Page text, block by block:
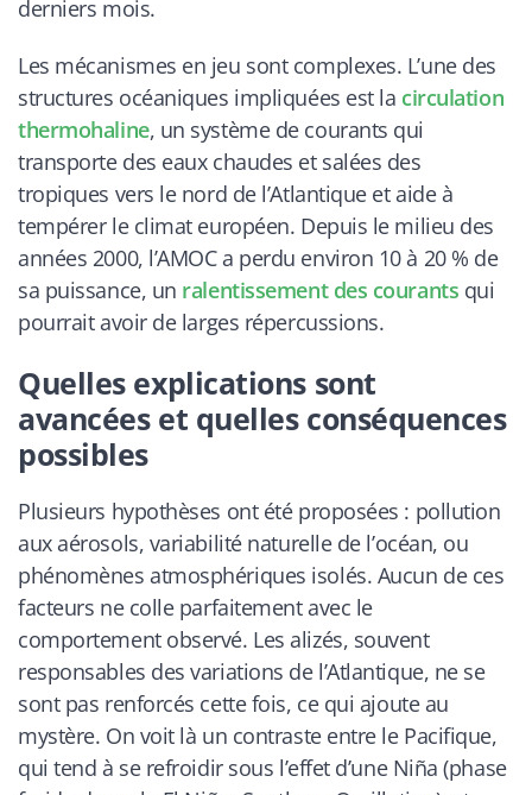
derniers mois.
Les mécanismes en jeu sont complexes. L’une des
structures océaniques impliquées est la circulation
thermohaline, un système de courants qui
transporte des eaux chaudes et salées des
tropiques vers le nord de l’Atlantique et aide à
tempérer le climat européen. Depuis le milieu des
années 2000, l’AMOC a perdu environ 10 à 20 % de
sa puissance, un ralentissement des courants qui
pourrait avoir de larges répercussions.
Quelles explications sont
avancées et quelles conséquences
possibles
Plusieurs hypothèses ont été proposées : pollution
aux aérosols, variabilité naturelle de l’océan, ou
phénomènes atmosphériques isolés. Aucun de ces
facteurs ne colle parfaitement avec le
comportement observé. Les alizés, souvent
responsables des variations de l’Atlantique, ne se
sont pas renforcés cette fois, ce qui ajoute au
mystère. On voit là un contraste entre le Pacifique,
qui tend à se refroidir sous l’effet d’une Niña (phase